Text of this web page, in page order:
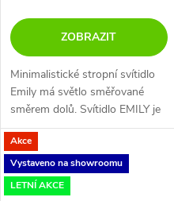
ZOBRAZIT
Minimalistické stropní svítidlo
Emily má světlo směřované
směrem dolů. Svítidlo EMILY je
složené z černě nebo bíle
lakované kovové konstrukce a
akrylového difuzoru. Paprsek...
Akce
Vystaveno na showroomu
LETNÍ AKCE